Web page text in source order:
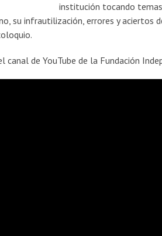
institución tocando
su infrautilización, errores y aciertos
de YouTube de la Fundación